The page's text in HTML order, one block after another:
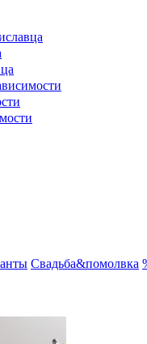
Свадьба&помолвка